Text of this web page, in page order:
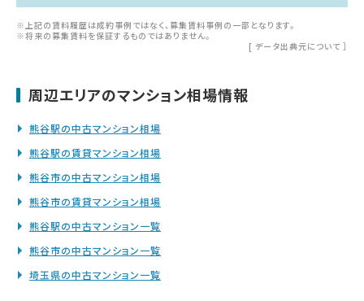
※上記の賃料履歴は成約事例ではなく、募集賃料事例の一部となります。
※将来の募集賃料を保証するものではありません。
[ データ出典元について ］
周辺エリアのマンション相場情報
熊谷駅の中古マンション相場
熊谷駅の賃貸マンション相場
熊谷市の中古マンション相場
熊谷市の賃貸マンション相場
熊谷駅の中古マンション一覧
熊谷市の中古マンション一覧
埼玉県の中古マンション一覧